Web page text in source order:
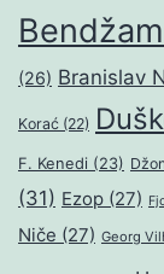
(26) Branislav
Korać (22)
F. Kenedi (23)
(31) Ezop (27)
Niče (27) Georg